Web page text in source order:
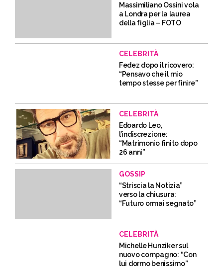
Massimiliano Ossini vola
a Londra per la laurea
della figlia – FOTO
CELEBRITÀ
Fedez dopo il ricovero:
“Pensavo che il mio
tempo stesse per finire”
CELEBRITÀ
Edoardo Leo,
l’indiscrezione:
“Matrimonio finito dopo
26 anni”
GOSSIP
“Striscia la Notizia”
verso la chiusura:
“Futuro ormai segnato”
CELEBRITÀ
Michelle Hunziker sul
nuovo compagno: “Con
lui dormo benissimo”